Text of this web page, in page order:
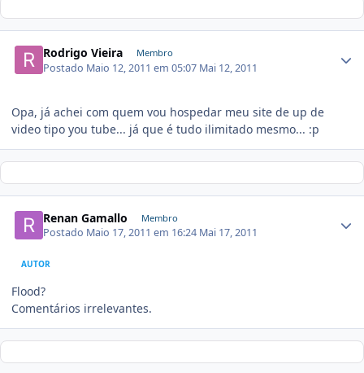
Rodrigo Vieira Membro
Postado Maio 12, 2011 em 05:07 Mai 12, 2011
Opa, já achei com quem vou hospedar meu site de up de
video tipo you tube... já que é tudo ilimitado mesmo... :p
Renan Gamallo Membro
Postado Maio 17, 2011 em 16:24 Mai 17, 2011
AUTOR
Flood?
Comentários irrelevantes.